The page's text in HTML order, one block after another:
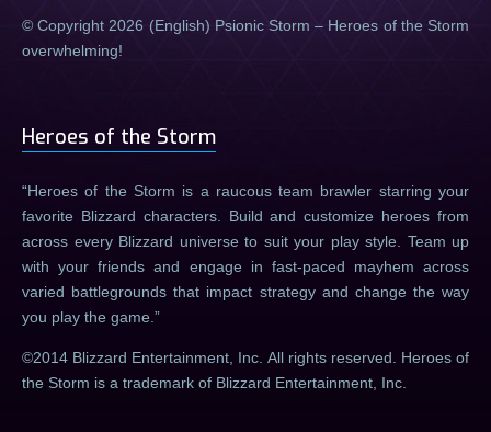
© Copyright 2026 (English) Psionic Storm – Heroes of the Storm
overwhelming!
Heroes of the Storm
Heroes of the Storm is a raucous team brawler starring your
favorite Blizzard characters. Build and customize heroes from
across every Blizzard universe to suit your play style. Team up
with your friends and engage in fast-paced mayhem across
varied battlegrounds that impact strategy and change the way
you play the game.
©2014 Blizzard Entertainment, Inc. All rights reserved. Heroes of
the Storm is a trademark of Blizzard Entertainment, Inc.